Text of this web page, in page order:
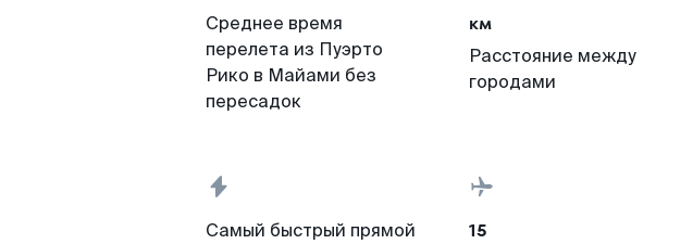
Среднее время
перелета из Пуэрто
Рико в Майами без
пересадок
км
Расстояние между
городами
Самый быстрый прямой
15